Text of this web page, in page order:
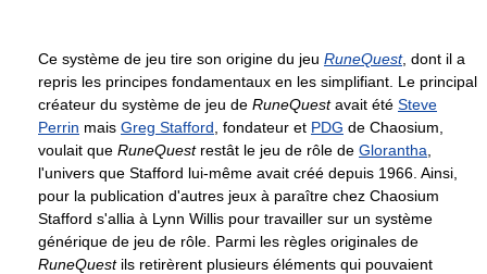
Ce système de jeu tire son origine du jeu RuneQuest, dont il a
repris les principes fondamentaux en les simplifiant. Le principal
créateur du système de jeu de RuneQuestavait été Steve
Perrin mais Greg Stafford , fondateur et PDG de Chaosium,
voulait que RuneQuestrestât le jeu de rôle de Glorantha
l'univers que Stafford lui-même avait créé depuis 1966. Ainsi,
pour la publication d'autres jeux à paraître chez Chaosium
Stafford s'allia à Lynn Willis pour travailler sur un système
générique de jeu de rôle. Parmi les règles originales de
RuneQuestils retirèrent plusieurs éléments qui pouvaient